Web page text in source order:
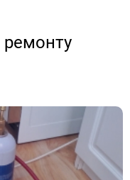
ремонту